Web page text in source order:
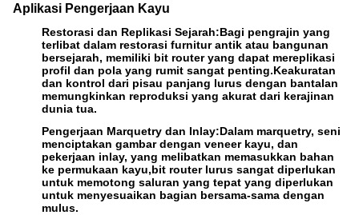
Aplikasi Pengerjaan Kayu
Restorasi dan Replikasi Sejarah:Bagi pengrajin yang
terlibat dalam restorasi furnitur antik atau bangunan
bersejarah, memiliki bit router yang dapat mereplikasi
profil dan pola yang rumit sangat penting.Keakuratan
dan kontrol dari pisau panjang lurus dengan bantalan
memungkinkan reproduksi yang akurat dari kerajinan
dunia tua.
Pengerjaan Marquetry dan Inlay:Dalam marquetry, seni
menciptakan gambar dengan veneer kayu, dan
pekerjaan inlay, yang melibatkan memasukkan bahan
ke permukaan kayu,bit router lurus sangat diperlukan
untuk memotong saluran yang tepat yang diperlukan
untuk menyesuaikan bagian bersama-sama dengan
mulus.